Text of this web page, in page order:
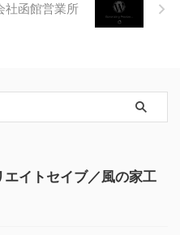
社函館営業所
エイトセイブ／風の家工